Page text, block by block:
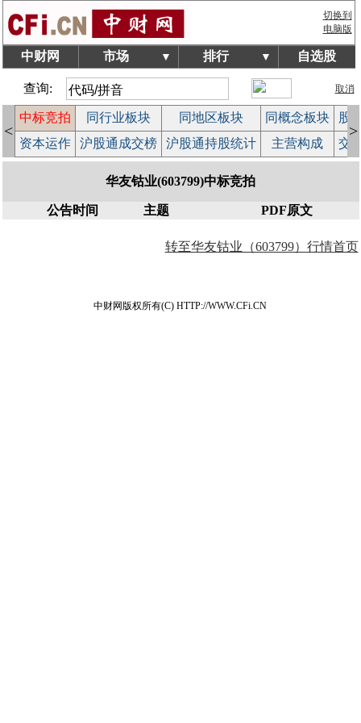
切换到
电脑版
中财网 市场 ▼ 排行 ▼ 自选股
查询: 取消
<
中标竞拍 同行业板块 同地区板块 同概念板块
股
资本运作 沪股通成交榜 沪股通持股统计 主营构成 交
>
华友钴业(603799)中标竞拍
公告时间 主题 PDF原文
转至华友钴业（603799）行情首页
中财网版权所有(C) HTTP://WWW.CFi.CN